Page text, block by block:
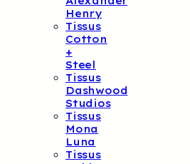
Henry
Tissus
Cotton
+
Steel
Tissus
Dashwood
Studios
Tissus
Mona
Luna
Tissus